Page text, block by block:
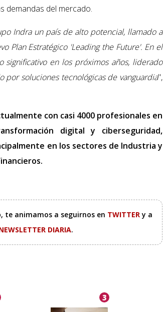
demandas del mercado.
Indra un país de alto potencial, llamado a
Plan Estratégico 'Leading the Future'. En el
en los próximos años, liderado
soluciones tecnológicas de vanguardia",
con casi 4000 profesionales en
digital y ciberseguridad,
en los sectores de Industria y
animamos a seguirnos en TWITTERy a
DIARIA.
3